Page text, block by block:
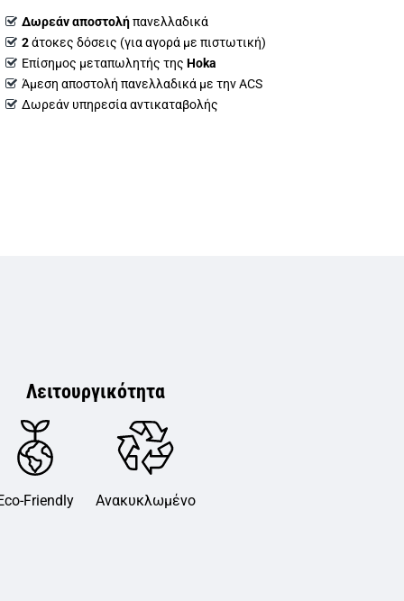
Δωρεάν αποστολήπανελλαδικά
2άτοκες δόσεις (για αγορά με πιστωτική)
Επίσημος μεταπωλητής της Hoka
Άμεση αποστολή πανελλαδικά με την ACS
Δωρεάν υπηρεσία αντικαταβολής
Λειτουργικότητα
Friendly Ανακυκλωμένο